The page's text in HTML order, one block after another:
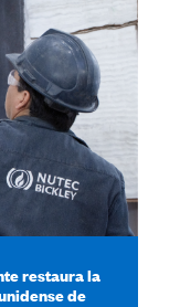
restaura la
de